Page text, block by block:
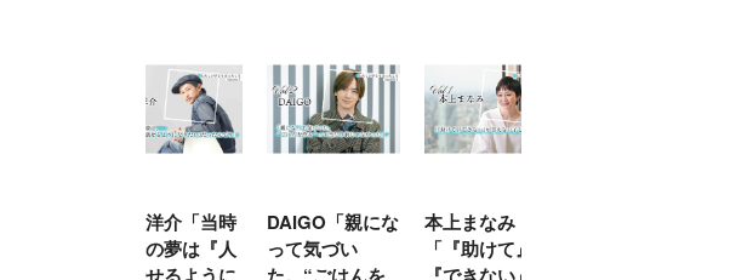
窪塚洋介「当時
の俺の夢は『人
と話せるように
DAIGO「親にな
って気づい
た。“ごはんを
本上まなみ
「『助けて』
『できない』が